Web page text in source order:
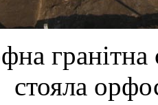
стояла